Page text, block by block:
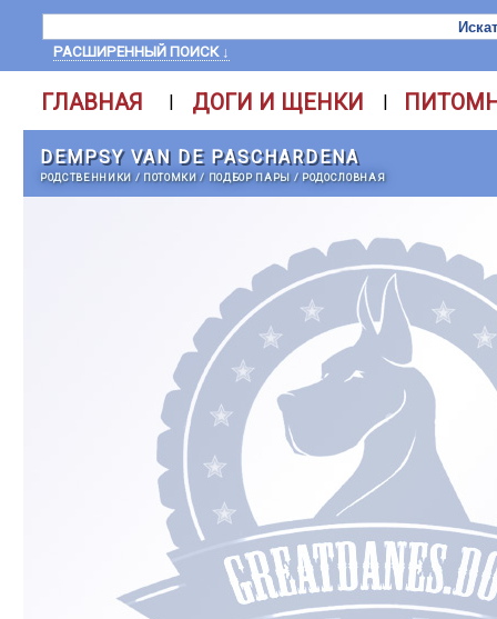
РАСШИРЕННЫЙ ПОИСК ↓
ГЛАВНАЯ | ДОГИ И ЩЕНКИ |
DEMPSY VAN DE PASCHARDENA
РОДСТВЕННИКИ / ПОТОМКИ/ ПОДБОР ПАРЫ / РОДОСЛОВНАЯ